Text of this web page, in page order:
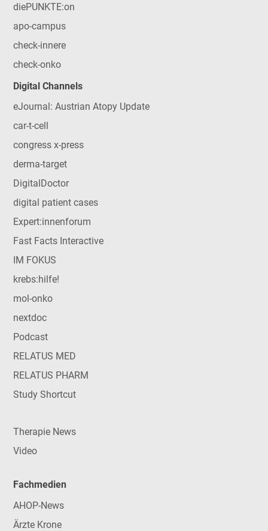
diePUNKTE:on
apo-campus
check-innere
check-onko
Digital Channels
eJournal: Austrian Atopy Update
car-t-cell
congress x-press
derma-target
DigitalDoctor
digital patient cases
Expert:innenforum
Fast Facts Interactive
IM FOKUS
krebs:hilfe!
mol-onko
nextdoc
Podcast
RELATUS MED
RELATUS PHARM
Study Shortcut
Therapie News
Video
Fachmedien
AHOP-News
Ärzte Krone